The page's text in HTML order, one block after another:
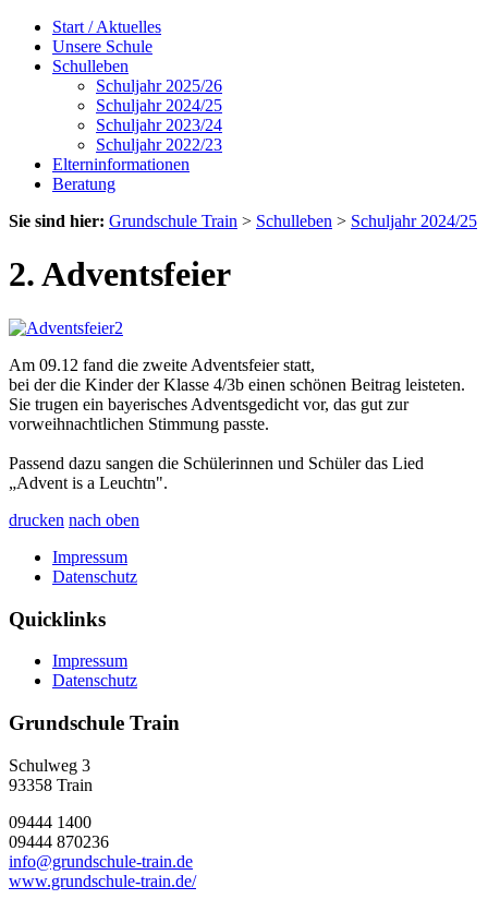
Start / Aktuelles
Unsere Schule
Schulleben
Schuljahr 2025/26
Schuljahr 2024/25
Schuljahr 2023/24
Schuljahr 2022/23
Elterninformationen
Beratung
Sie sind hier: Grundschule Train > Schulleben > Schuljahr 2024/25
2. Adventsfeier
Am 09.12 fand die zweite Adventsfeier statt,
bei der die Kinder der Klasse 4/3b einen schönen Beitrag leisteten.
Sie trugen ein bayerisches Adventsgedicht vor, das gut zur
vorweihnachtlichen Stimmung passte.
Passend dazu sangen die Schülerinnen und Schüler das Lied
„Advent is a Leuchtn".
drucken nach oben
Impressum
Datenschutz
Quicklinks
Impressum
Datenschutz
Grundschule Train
Schulweg 3
93358 Train
09444 1400
09444 870236
info@grundschule-train.de
www.grundschule-train.de/